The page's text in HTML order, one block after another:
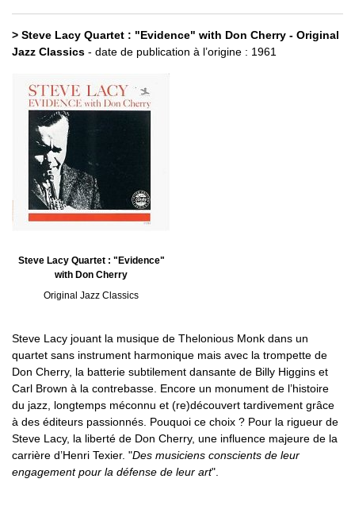
> Steve Lacy Quartet : "Evidence" with Don Cherry - Original
Jazz Classics - date de publication à l’origine : 1961
Steve Lacy Quartet : "Evidence"
with Don Cherry
Original Jazz Classics
Steve Lacy jouant la musique de Thelonious Monk dans un
quartet sans instrument harmonique mais avec la trompette de
Don Cherry, la batterie subtilement dansante de Billy Higgins et
Carl Brown à la contrebasse. Encore un monument de l’histoire
du jazz, longtemps méconnu et (re)découvert tardivement grâce
à des éditeurs passionnés. Pouquoi ce choix ? Pour la rigueur de
Steve Lacy, la liberté de Don Cherry, une influence majeure de la
carrière d’Henri Texier. "Des musiciens conscients de leur
engagement pour la défense de leur art".